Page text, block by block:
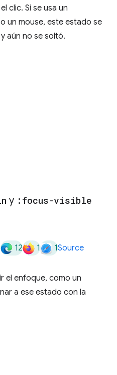
clic. Si se usa un
un mouse, este estado se
aún no se soltó.
y :focus-visible
12 1 1Source
el enfoque, como un
a ese estado con la